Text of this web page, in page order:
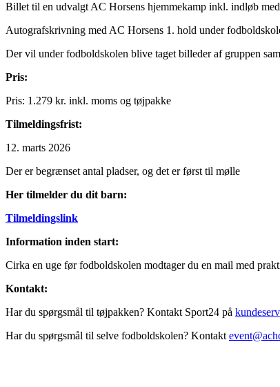
Billet til en udvalgt AC Horsens hjemmekamp inkl. indløb
Autografskrivning med AC Horsens 1. hold under
Der vil under fodboldskolen blive taget billeder af gruppen
Pris:
Pris: 1.279 kr. inkl. moms og tøjpakke
Tilmeldingsfrist:
12. marts 2026
Der er begrænset antal pladser, og det er først til mølle
Her tilmelder du dit barn:
Tilmeldingslink
Information inden start:
Cirka en uge før fodboldskolen modtager du en mail med
Kontakt:
Har du spørgsmål til tøjpakken? Kontakt Sport24 på
Har du spørgsmål til selve fodboldskolen? Kontakt